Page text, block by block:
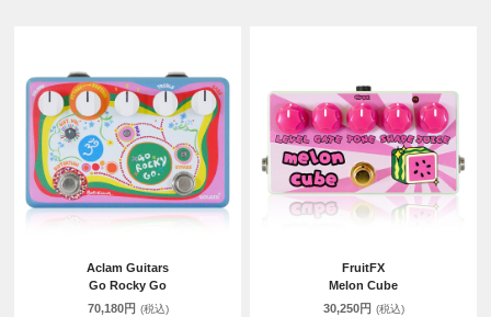
Aclam Guitars
Go Rocky Go
70,180円 (税込)
FruitFX
Melon Cube
30,250円 (税込)